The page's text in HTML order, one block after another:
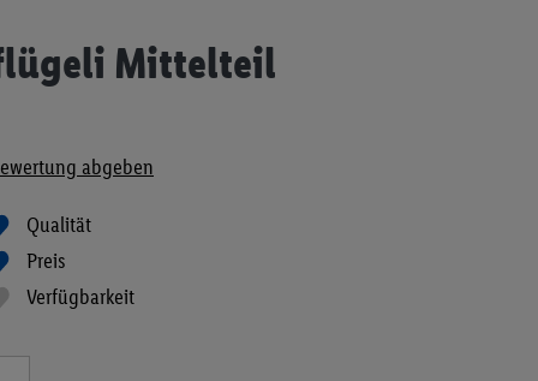
Mittelteil
abgeben
Qualität
Preis
Verfügbarkeit